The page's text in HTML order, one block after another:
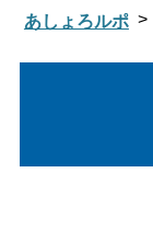
あしょろルポ